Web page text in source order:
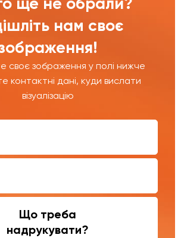
нам своє
своє зображення у полі нижче
контактні дані, куди вислати
візуалізацію
Що треба
надрукувати?